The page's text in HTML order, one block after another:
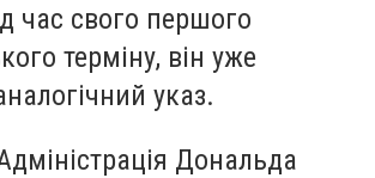
час свого першого
терміну, він уже
указ.
Дональда